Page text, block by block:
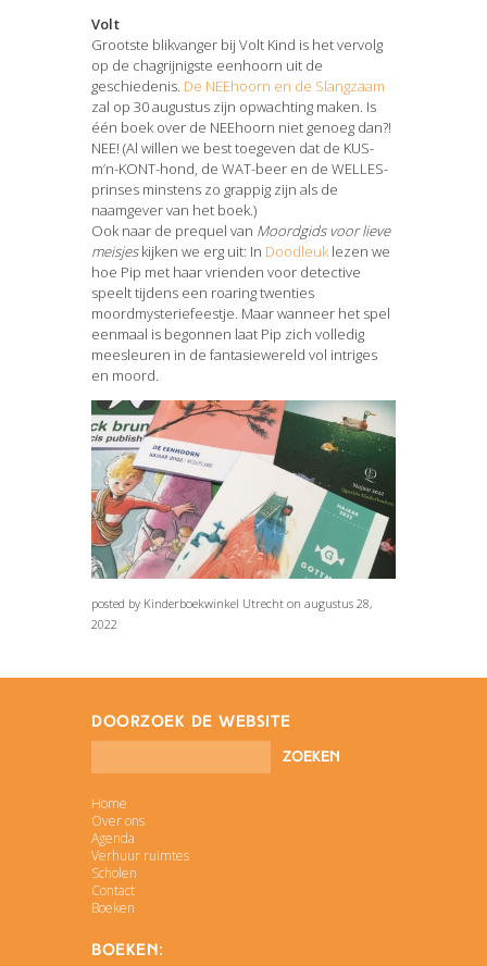
Volt
Grootste blikvanger bij Volt Kind is het vervolg
op de chagrijnigste eenhoorn uit de
geschiedenis. De NEEhoorn en de Slangzaam
zal op 30 augustus zijn opwachting maken. Is
één boek over de NEEhoorn niet genoeg dan?!
NEE! (Al willen we best toegeven dat de KUS-
m’n-KONT-hond, de WAT-beer en de WELLES-
prinses minstens zo grappig zijn als de
naamgever van het boek.)
Ook naar de prequel van Moordgids voor lieve
meisjeskijken we erg uit: In Doodleuk lezen we
hoe Pip met haar vrienden voor detective
speelt tijdens een roaring twenties
moordmysteriefeestje. Maar wanneer het spel
eenmaal is begonnen laat Pip zich volledig
meesleuren in de fantasiewereld vol intriges
en moord.
posted by Kinderboekwinkel Utrecht on augustus 28,
2022
doorzoek de website
Home
Over ons
Agenda
Verhuur ruimtes
Scholen
Contact
Boeken
Boeken: